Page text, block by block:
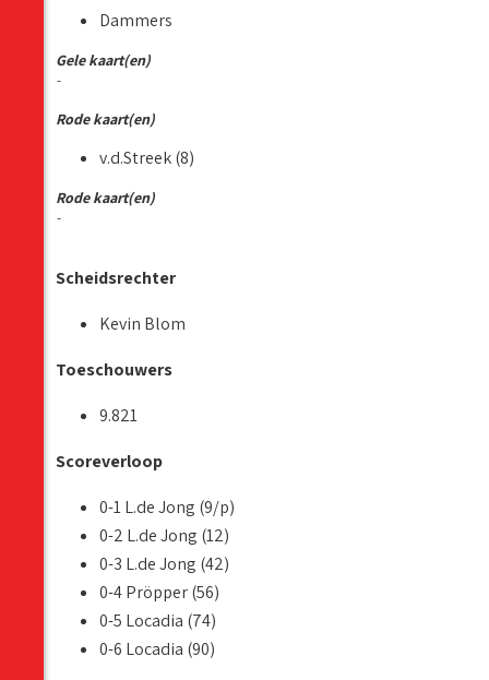
Dammers
Gele kaart(en)
-
Rode kaart(en)
v.d.Streek (8)
Rode kaart(en)
-
Scheidsrechter
Kevin Blom
Toeschouwers
9.821
Scoreverloop
0-1 L.de Jong (9/p)
0-2 L.de Jong (12)
0-3 L.de Jong (42)
0-4 Pröpper (56)
0-5 Locadia (74)
0-6 Locadia (90)